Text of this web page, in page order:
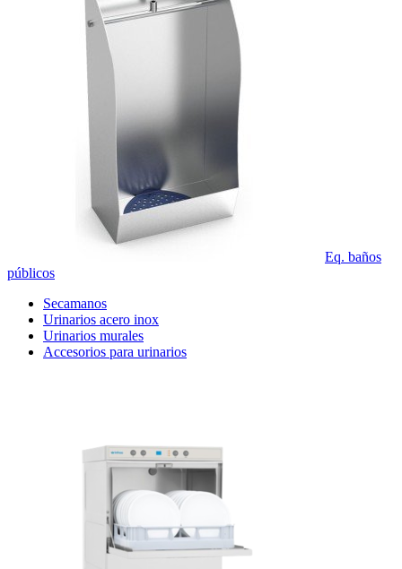
Eq. baños
públicos
Secamanos
Urinarios acero inox
Urinarios murales
Accesorios para urinarios